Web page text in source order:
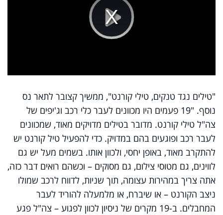
Play
Video
"טילים נגד טנקים, טילי קורנט", ממשיך קצובר לתאר נס
נוסף. "19 פעמים היו מכוונים לעבר כלי רכב וג'יפים של
צה"ל טילי קורנט. מדובר בטילים מדויקים מאוד, שמכוונים
לעבר רכב ופוגעים בהם במדויק. כדי להפעיל טיל קורנט יש
להתקרב מאוד, באופן יחסי, ולכוון אותו. בשמים מעל יש גם
לווינים, גם מטוסי צילום, גם מסוקים – וכשהם רואים דבר כזה,
אתה צריך במהירות עצומה, תוך שניות, לדווח לרכב שמולו
ניצב הקורנט – או שיברח, או מלמעלה להוריד לעבר
המחבלים. ב-19 מקרים של ניסיון לכוון לפגוע – צה"ל פגע